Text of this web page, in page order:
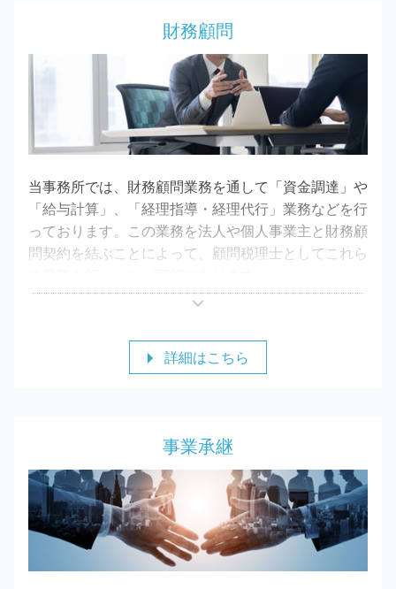
また、税理士にご相談することで、特例や控除等をし
っかりと活用できますので、相続税の払い過ぎを防止
相続税に関して、何かご不安がございましたらお気軽
に当事務所までご相談ください。
財務顧問
当事務所では、財務顧問業務を通して「資金調達」や
「給与計算」、「経理指導・経理代行」業務などを行
っております。この業務を法人や個人事業主と財務顧
問契約を結ぶことによって、顧問税理士としてこれら
顧問税理士をつけることによって、業務の効率化が図
度が上がるなどといったメリットがあります。
その一方で費用が掛かるなどのデメリットもあります
財務顧問に関することに関してはお気軽に当事務所ま
でお問い合わせください。
詳細はこちら
事業承継